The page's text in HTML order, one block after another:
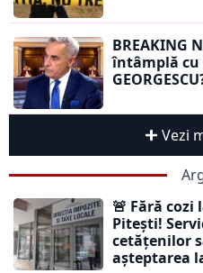
BREAKING
întâmplă cu
Vezi
🚨 Fără
Pitești!
cetățenilor
așteptarea